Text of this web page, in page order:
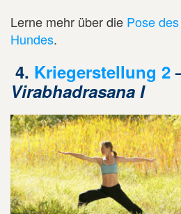
Lerne mehr über die Pose
Hundes.
4. Kriegerstellung 2
Virabhadrasana I